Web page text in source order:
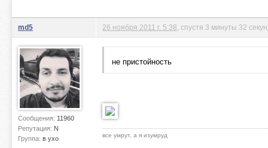
md5
Сообщения: 11960
Репутация: N
Группа: в ухо
26 ноября 2011 г. 5:38 , спустя 3 минуты 32
не пристойность
все умрут, а я изумруд